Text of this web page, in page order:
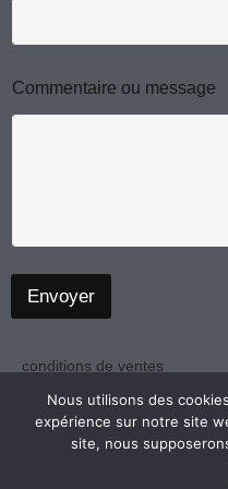
m
i
o
u
C
t
Commentaire ou message
Envoyer
conditions de ventes
politique de confidentialité
mentions légales
Nous utilisons des
expérience sur notre site
site, nous